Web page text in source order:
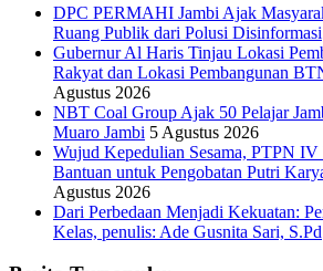
DPC PERMAHI Jambi Ajak
Ruang Publik dari Polusi Disinformasi
Gubernur Al Haris Tinjau Lokasi
Rakyat dan Lokasi Pembangunan
Agustus 2026
NBT Coal Group Ajak 50 Pelajar
Muaro Jambi 5 Agustus 2026
Wujud Kepedulian Sesama, PTPN
Bantuan untuk Pengobatan Putri
Agustus 2026
Dari Perbedaan Menjadi Kekuatan:
Kelas, penulis: Ade Gusnita Sari, S.Pd